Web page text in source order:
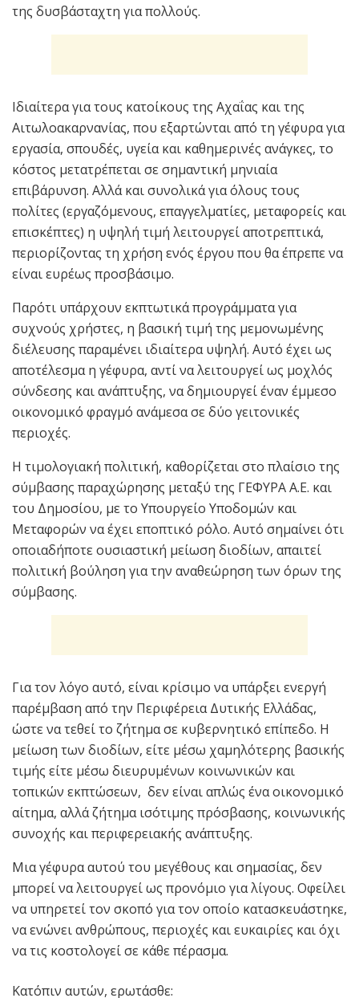
της δυσβάσταχτη για πολλούς.
Ιδιαίτερα για τους κατοίκους της Αχαΐας και της
Αιτωλοακαρνανίας, που εξαρτώνται από τη γέφυρα για
εργασία, σπουδές, υγεία και καθημερινές ανάγκες, το
κόστος μετατρέπεται σε σημαντική μηνιαία
επιβάρυνση. Αλλά και συνολικά για όλους τους
πολίτες (εργαζόμενους, επαγγελματίες, μεταφορείς και
επισκέπτες) η υψηλή τιμή λειτουργεί αποτρεπτικά,
περιορίζοντας τη χρήση ενός έργου που θα έπρεπε να
είναι ευρέως προσβάσιμο.
Παρότι υπάρχουν εκπτωτικά προγράμματα για
συχνούς χρήστες, η βασική τιμή της μεμονωμένης
διέλευσης παραμένει ιδιαίτερα υψηλή. Αυτό έχει ως
αποτέλεσμα η γέφυρα, αντί να λειτουργεί ως μοχλός
σύνδεσης και ανάπτυξης, να δημιουργεί έναν έμμεσο
οικονομικό φραγμό ανάμεσα σε δύο γειτονικές
περιοχές.
Η τιμολογιακή πολιτική, καθορίζεται στο πλαίσιο της
σύμβασης παραχώρησης μεταξύ της ΓΕΦΥΡΑ Α.Ε. και
του Δημοσίου, με το Υπουργείο Υποδομών και
Μεταφορών να έχει εποπτικό ρόλο. Αυτό σημαίνει ότι
οποιαδήποτε ουσιαστική μείωση διοδίων, απαιτεί
πολιτική βούληση για την αναθεώρηση των όρων της
σύμβασης.
Για τον λόγο αυτό, είναι κρίσιμο να υπάρξει ενεργή
παρέμβαση από την Περιφέρεια Δυτικής Ελλάδας,
ώστε να τεθεί το ζήτημα σε κυβερνητικό επίπεδο. Η
μείωση των διοδίων, είτε μέσω χαμηλότερης βασικής
τιμής είτε μέσω διευρυμένων κοινωνικών και
τοπικών εκπτώσεων, δεν είναι απλώς ένα οικονομικό
αίτημα, αλλά ζήτημα ισότιμης πρόσβασης, κοινωνικής
συνοχής και περιφερειακής ανάπτυξης.
Μια γέφυρα αυτού του μεγέθους και σημασίας, δεν
μπορεί να λειτουργεί ως προνόμιο για λίγους. Οφείλει
να υπηρετεί τον σκοπό για τον οποίο κατασκευάστηκε,
να ενώνει ανθρώπους, περιοχές και ευκαιρίες και όχι
να τις κοστολογεί σε κάθε πέρασμα.
Κατόπιν αυτών, ερωτάσθε: